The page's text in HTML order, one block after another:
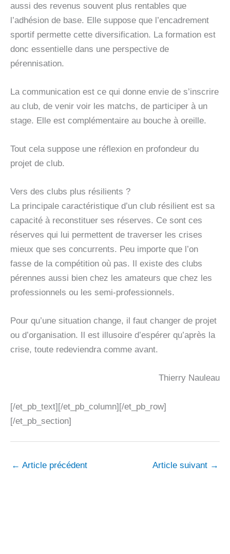
aussi des revenus souvent plus rentables que
l’adhésion de base. Elle suppose que l’encadrement
sportif permette cette diversification. La formation est
donc essentielle dans une perspective de
pérennisation.
La communication est ce qui donne envie de s’inscrire
au club, de venir voir les matchs, de participer à un
stage. Elle est complémentaire au bouche à oreille.
Tout cela suppose une réflexion en profondeur du
projet de club.
Vers des clubs plus résilients ?
La principale caractéristique d’un club résilient est sa
capacité à reconstituer ses réserves. Ce sont ces
réserves qui lui permettent de traverser les crises
mieux que ses concurrents. Peu importe que l’on
fasse de la compétition où pas. Il existe des clubs
pérennes aussi bien chez les amateurs que chez les
professionnels ou les semi-professionnels.
Pour qu’une situation change, il faut changer de projet
ou d’organisation. Il est illusoire d’espérer qu’après la
crise, toute redeviendra comme avant.
Thierry Nauleau
[/et_pb_text][/et_pb_column][/et_pb_row]
[/et_pb_section]
← Article précédent Article suivant →